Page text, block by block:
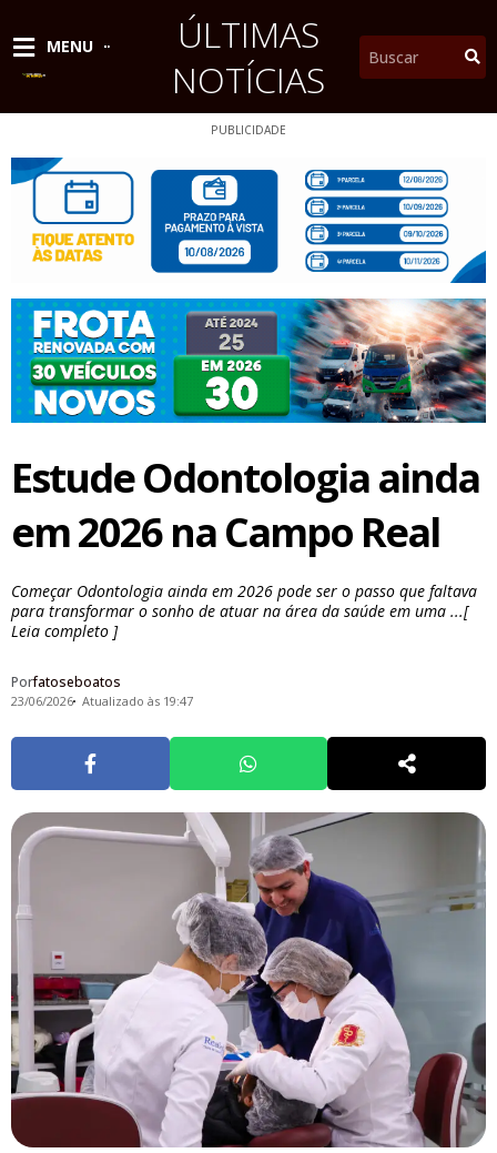
conteúdo
MENU
ÚLTIMAS
NOTÍCIAS
Pesquisar
PUBLICIDADE
Estude Odontologia ainda
em 2026 na Campo Real
Começar Odontologia ainda em 2026 pode ser o passo que faltava
para transformar o sonho de atuar na área da saúde em uma ...[
Leia completo ]
Porfatoseboatos
23/06/2026 Atualizado às 19:47